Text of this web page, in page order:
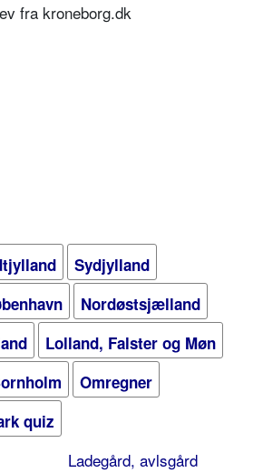
fra kroneborg.dk
Sydjylland
Nordøstsjælland
Lolland, Falster og Møn
Omregner
quiz
Ladegård, avlsgård